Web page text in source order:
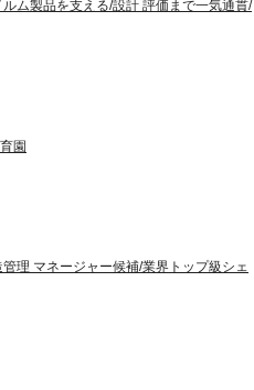
ム製品を支える/設計 評価まで一気通貫/
園
理 マネージャー候補/業界トップ級シェ